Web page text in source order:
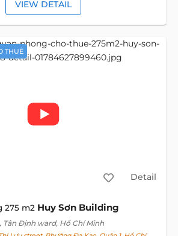
VIEW DETAIL
THUÊ
Detail
275 m2 Huy Sơn Building
Tân Định ward, Hồ Chí Minh